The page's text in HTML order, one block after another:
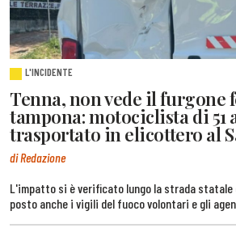
L'INCIDENTE
Tenna, non vede il furgone
tampona: motociclista di 51
trasportato in elicottero al
di Redazione
L'impatto si è verificato lungo la strada statale
posto anche i vigili del fuoco volontari e gli